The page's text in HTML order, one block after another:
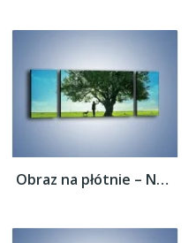
Obraz na płótnie – Na długi spacer z psem...